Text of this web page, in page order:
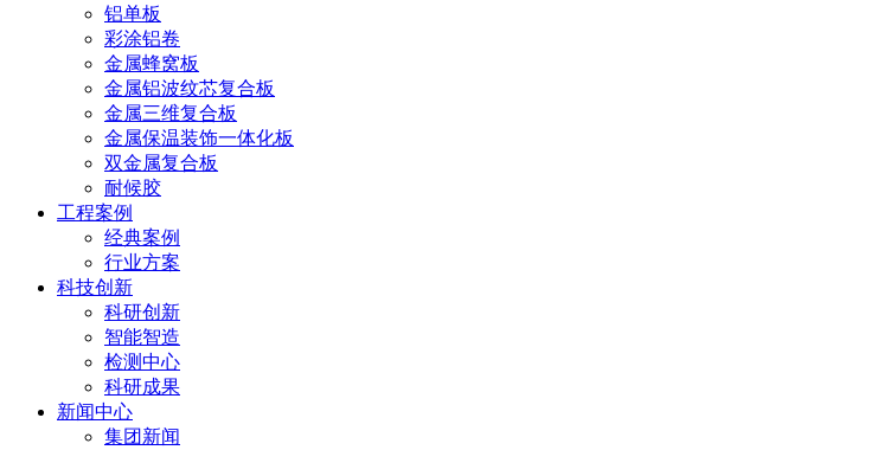
铝单板
彩涂铝卷
金属蜂窝板
金属铝波纹芯复合板
金属三维复合板
金属保温装饰一体化板
双金属复合板
耐候胶
工程案例
经典案例
行业方案
科技创新
科研创新
智能智造
检测中心
科研成果
新闻中心
集团新闻